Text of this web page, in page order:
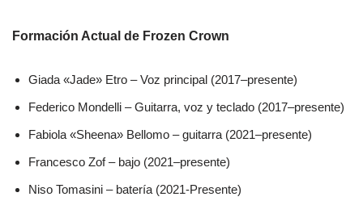
Formación Actual de Frozen Crown
Giada «Jade» Etro – Voz principal (2017–presente)
Federico Mondelli – Guitarra, voz y teclado (2017–presente)
Fabiola «Sheena» Bellomo – guitarra (2021–presente)
Francesco Zof – bajo (2021–presente)
Niso Tomasini – batería (2021-Presente)